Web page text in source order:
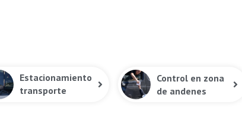
Estacionamiento
transporte
Control en zona
de andenes